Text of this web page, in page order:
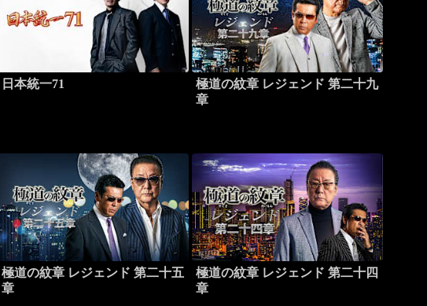
日本統一71
極道の紋章 レジェンド 第二十九
章
極道の紋章 レジェンド 第二十五
章
極道の紋章 レジェンド 第二十四
章